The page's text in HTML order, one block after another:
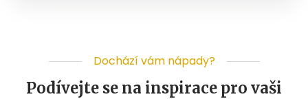
Dochází vám nápady?
Podívejte se na inspirace pro vaši